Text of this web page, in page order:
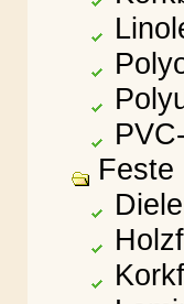
Feste